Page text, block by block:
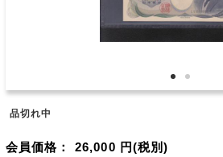
品切れ中
会員価格： 26,000 円(税別)